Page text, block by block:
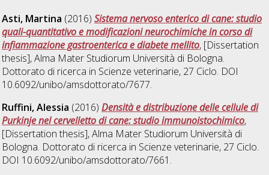
Asti, Martina (2016)Sistema nervoso enterico di cane: studio
quali-quantitativo e modificazioni neurochimiche in corso di
infiammazione gastroenterica e diabete mellito, [Dissertation
thesis], Alma Mater Studiorum Università di Bologna.
Dottorato di ricerca in Scienze veterinarie, 27 Ciclo. DOI
10.6092/unibo/amsdottorato/7677.
Ruffini, Alessia (2016)Densità e distribuzione delle cellule di
Purkinje nel cervelletto di cane: studio immunoistochimico,
[Dissertation thesis], Alma Mater Studiorum Università di
Bologna. Dottorato di ricerca in Scienze veterinarie, 27 Ciclo.
DOI 10.6092/unibo/amsdottorato/7661.